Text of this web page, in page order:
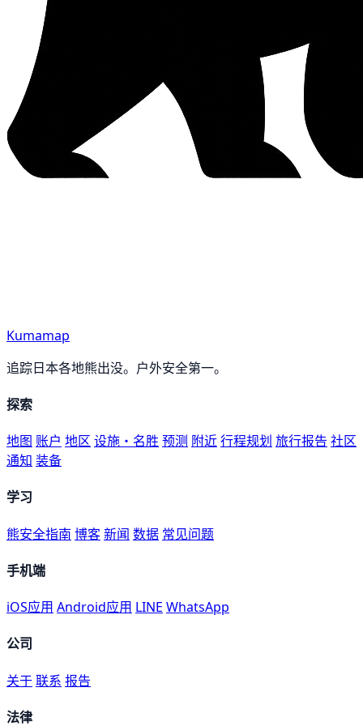
Kumamap
追踪日本各地熊出没。户外安全第一。
探索
地图 账户 地区 设施・名胜 预测 附近行程规划 旅行报告 社区
通知 装备
学习
熊安全指南 博客新闻 数据 常见问题
手机端
iOS应用 Android应用 LINE WhatsApp
公司
关于联系 报告
法律